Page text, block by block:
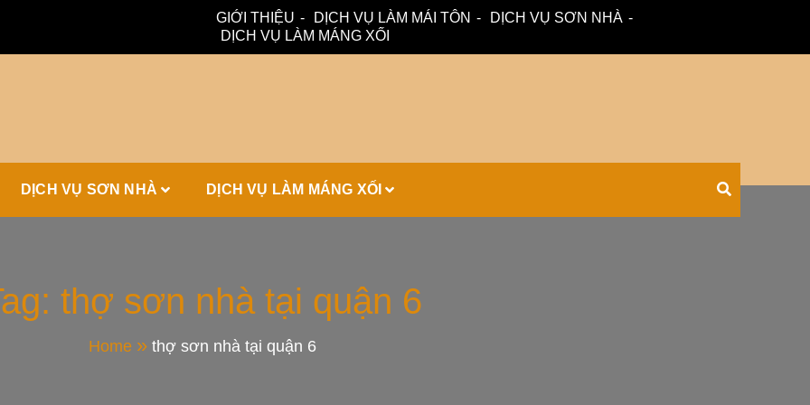
GIỚI THIỆU DỊCH VỤ LÀM MÁI TÔN
DỊCH VỤ SƠN NHÀ
DỊCH VỤ LÀM MÁNG XỐI
Tôn, Máng Xối Chuyên
DỊCH VỤ SƠN NHÀ DỊCH VỤ LÀM MÁNG XỐI
thợ sơn nhà tại quận 6
Home thợ sơn nhà tại quận 6